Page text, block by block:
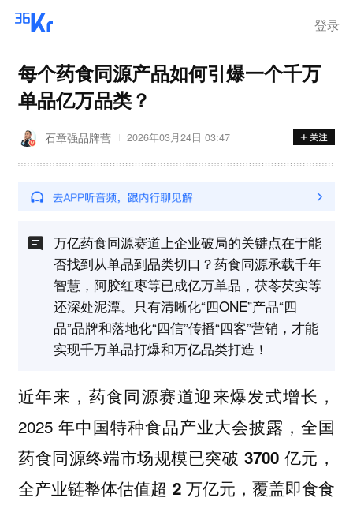
登录
每个药食同源产品如何引爆一个千万
单品亿万品类？
石章强品牌营 2026年03月24日 03:47
万亿药食同源赛道上企业破局的关键点在于能
否找到从单品到品类切口？药食同源承载千年
智慧，阿胶红枣等已成亿万单品，茯苓芡实等
还深处泥潭。只有清晰化“四ONE”产品“四
品”品牌和落地化“四信”传播“四客”营销，才能
实现千万单品打爆和万亿品类打造！
近年来，药食同源赛道迎来爆发式增长，
2025 年中国特种食品产业大会披露，全国
药食同源终端市场规模已突破 3700 亿元，
全产业链整体估值超 2 万亿元 ，覆盖即食食